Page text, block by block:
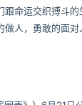
命运交织搏斗
做人，勇敢的面对